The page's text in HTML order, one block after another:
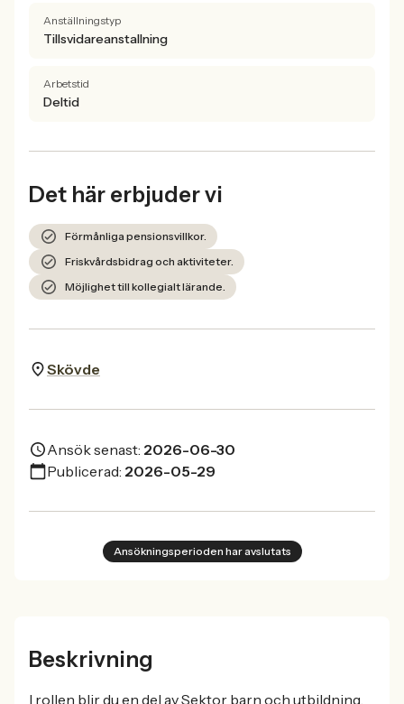
Anställningstyp
Tillsvidareanstallning
Arbetstid
Deltid
Det här erbjuder vi
Förmånliga pensionsvillkor.
Friskvårdsbidrag och aktiviteter.
Möjlighet till kollegialt lärande.
Skövde
Ansök senast: 2026-06-30
Publicerad: 2026-05-29
Ansökningsperioden har avslutats
Beskrivning
I rollen blir du en del av Sektor barn och utbildning.